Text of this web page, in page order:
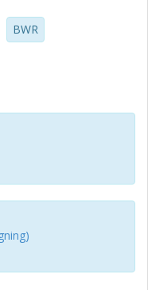
of the onset of
to use only three
parametrisation of
the velocity
the paper the
is demonstrated
BWR